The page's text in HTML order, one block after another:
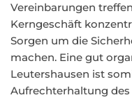
Vereinbarungen
Kerngeschäft
Sorgen um die
machen. Eine gut
Leutershausen ist
Aufrechterhaltung